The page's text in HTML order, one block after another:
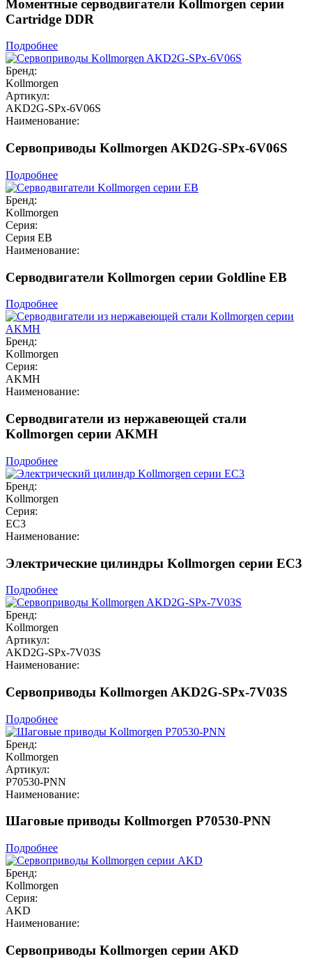
Моментные серводвигатели Kollmorgen серии
Cartridge DDR
Подробнее
Бренд:
Kollmorgen
Артикул:
AKD2G-SPx-6V06S
Наименование:
Сервоприводы Kollmorgen AKD2G-SPx-6V06S
Подробнее
Бренд:
Kollmorgen
Серия:
Серия EB
Наименование:
Серводвигатели Kollmorgen серии Goldline EB
Подробнее
Бренд:
Kollmorgen
Серия:
AKMH
Наименование:
Серводвигатели из нержавеющей стали
Kollmorgen серии AKMH
Подробнее
Бренд:
Kollmorgen
Серия:
EC3
Наименование:
Электрические цилиндры Kollmorgen серии EC3
Подробнее
Бренд:
Kollmorgen
Артикул:
AKD2G-SPx-7V03S
Наименование:
Сервоприводы Kollmorgen AKD2G-SPx-7V03S
Подробнее
Бренд:
Kollmorgen
Артикул:
P70530-PNN
Наименование:
Шаговые приводы Kollmorgen P70530-PNN
Подробнее
Бренд:
Kollmorgen
Серия:
AKD
Наименование:
Сервоприводы Kollmorgen серии AKD